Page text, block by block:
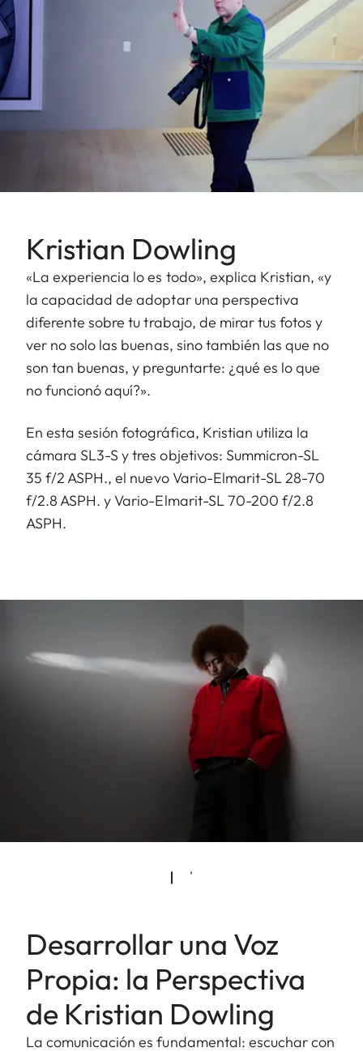
Kristian Dowling
«La experiencia lo es todo», explica Kristian, «y
la capacidad de adoptar una perspectiva
diferente sobre tu trabajo, de mirar tus fotos y
ver no solo las buenas, sino también las que no
son tan buenas, y preguntarte: ¿qué es lo que
no funcionó aquí?».
En esta sesión fotográfica, Kristian utiliza la
cámara SL3-S y tres objetivos: Summicron-SL
35 f/2 ASPH., el nuevo Vario-Elmarit-SL 28-70
f/2.8 ASPH. y Vario-Elmarit-SL 70-200 f/2.8
ASPH.
Desarrollar una Voz
Propia: la Perspectiva
de Kristian Dowling
La comunicación es fundamental: escuchar con